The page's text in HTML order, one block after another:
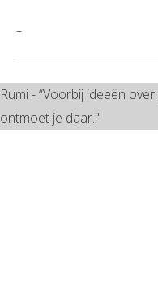
–
Rumi - “Voorbij ideeën
ontmoet je daar."